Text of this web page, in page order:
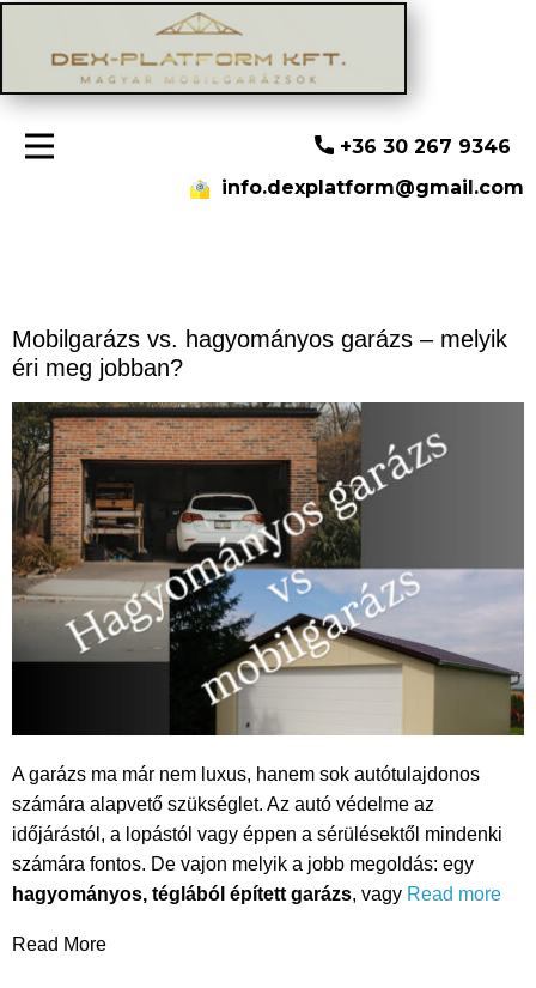
+36 30 267 9346
info.dexplatform@gmail.com
Mobilgarázs vs. hagyományos garázs – melyik
éri meg jobban?
A garázs ma már nem luxus, hanem sok autótulajdonos
számára alapvető szükséglet. Az autó védelme az
időjárástól, a lopástól vagy éppen a sérülésektől mindenki
számára fontos. De vajon melyik a jobb megoldás: egy
hagyományos, téglából épített garázs, vagy Read more
Read More